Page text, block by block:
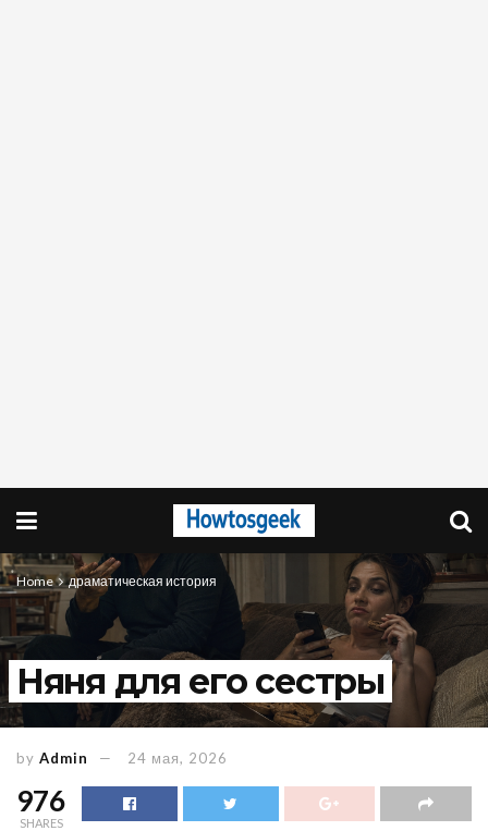
Home драматическая история
Няня для его сестры
by Admin 24 мая, 2026
976
SHARES